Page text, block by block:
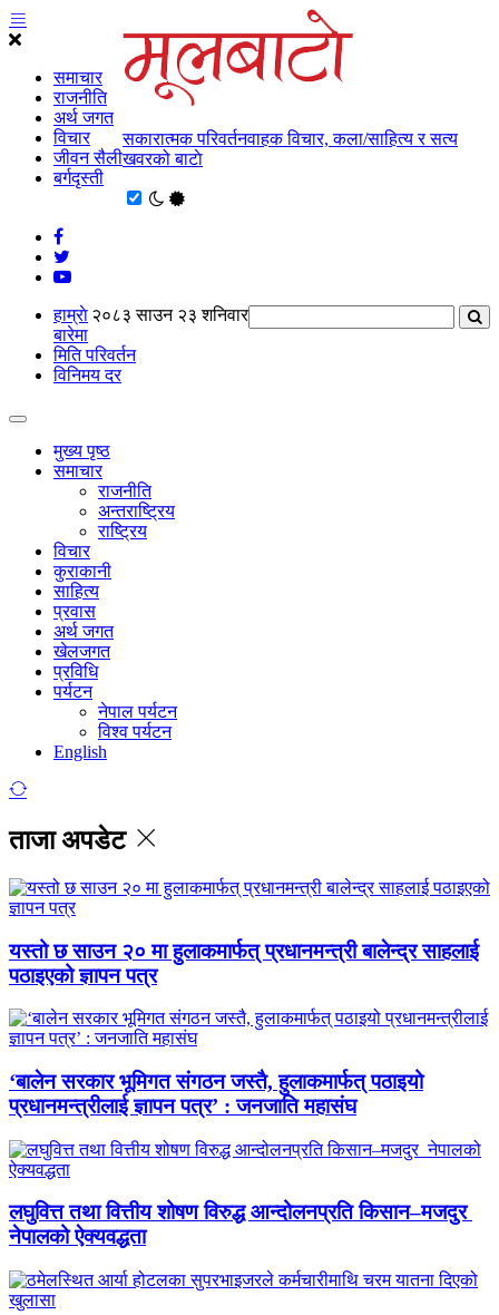
समाचार
राजनीति
अर्थ जगत
विचार
जीवन सैली
बर्गदृस्ती
सकारात्मक परिवर्तनवाहक विचार, कला/साहित्य र सत्य
खवरको बाटाे
२०८३ साउन २३ शनिवार
हाम्राे
बारेमा
मिति परिवर्तन
विनिमय दर
मुख्य पृष्ठ
समाचार
राजनीति
अन्तराष्ट्रिय
राष्ट्रिय
विचार
कुराकानी
साहित्य
प्रवास
अर्थ जगत
खेलजगत
प्रविधि
पर्यटन
नेपाल पर्यटन
विश्व पर्यटन
English
ताजा अपडेट
यस्तो छ साउन २० मा हुलाकमार्फत् प्रधानमन्त्री बालेन्द्र साहलाई
पठाइएको ज्ञापन पत्र
‘बालेन सरकार भूमिगत संगठन जस्तै, हुलाकमार्फत् पठाइयो
प्रधानमन्त्रीलाई ज्ञापन पत्र’ : जनजाति महासंघ
लघुवित्त तथा वित्तीय शोषण विरुद्ध आन्दोलनप्रति किसान–मजदुर
नेपालको ऐक्यवद्धता